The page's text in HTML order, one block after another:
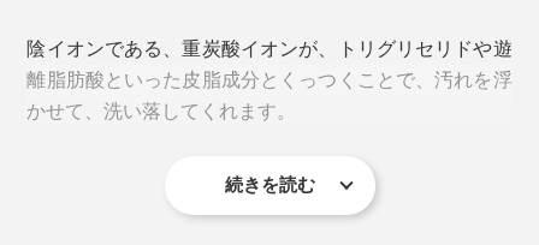
陰イオンである、重炭酸イオンが、トリグリセリドや遊
離脂肪酸といった皮脂成分とくっつくことで、汚れを浮
かせて、洗い落してくれます。
顔も体も、髪の毛も、石鹸やシャンプーを使わないで、
続きを読む